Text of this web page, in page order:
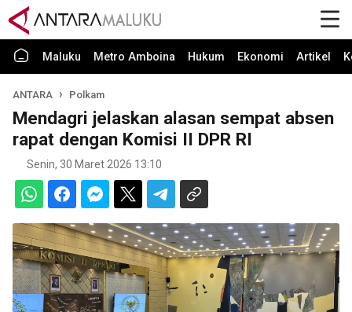
Maluku Metro Amboina Hukum Ekonomi Artikel
ANTARA Polkam
Mendagri jelaskan alasan sempat absen
rapat dengan Komisi II DPR RI
Senin, 30 Maret 2026 13:10